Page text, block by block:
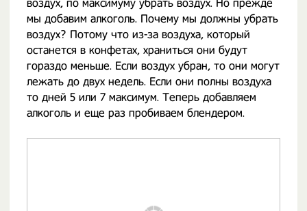
воздух, по максимуму убрать воздух. Но прежде
мы добавим алкоголь. Почему мы должны убрать
воздух? Потому что из-за воздуха, который
останется в конфетах, храниться они будут
гораздо меньше. Если воздух убран, то они могут
лежать до двух недель. Если они полны воздуха
то дней 5 или 7 максимум. Теперь добавляем
алкоголь и еще раз пробиваем блендером.